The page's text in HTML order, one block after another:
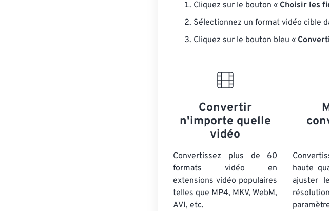
Cliquez sur le bouton « Choisir les
Sélectionnez un format vidéo cible
Cliquez sur le bouton bleu «
Convertir
n'importe quelle
vidéo
Convertissez plus de 60
formats vidéo en
extensions vidéo populaires
telles que MP4, MKV, WebM,
AVI, etc.
haute
ajuster